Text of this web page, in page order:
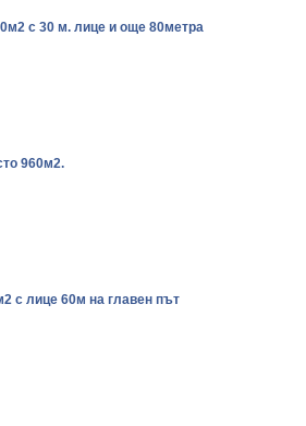
с 30 м. лице и още 80метра
960м2.
с лице 60м на главен път